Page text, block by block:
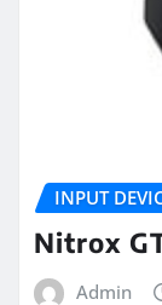
INPUT
Nitrox
Admin